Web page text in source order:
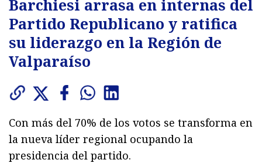
Barchiesi arrasa en internas del
Partido Republicano y ratifica
su liderazgo en la Región de
Valparaíso
Con más del 70% de los votos se transforma en
la nueva líder regional ocupando la
presidencia del partido.